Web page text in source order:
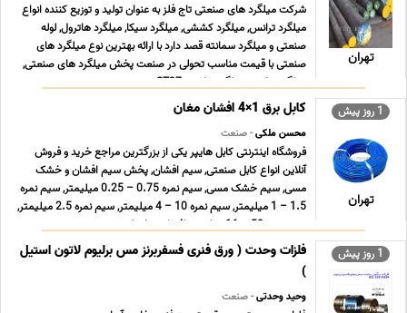
تهران
شرکت میلگرد های صنعتی تاج فلز به عنوان تولید و توزیع کننده انواع
میلگرد ترانس, میلگرد کششی, میلگرد سیکا, میلگرد هاترول, لوله
صنعتی و میلگرد سمانته قصد دارد با ارائه بهترین نوع میلگرد های
صنعتی با قیمت مناسب تحولی در صنعت پخش میلگرد های صنعتی,
میلگرد ترانس, میلگرد ترانسی ST37 , می ... ...
1 روز پیش
تهران
کابل برق 1×4 افشان مغان
محسن ملکی- صنعت
فروشگاه اینترنتی کابل هایپر یکی از بزرگترین مراجع خرید و فروش
آنلاین انواع کابل صنعتی, سیم افشان, پخش سیم افشان و خشک
مسی, سیم خشک مسی, سیم نمره 0.75 – 0.25 میلیمتر, سیم نمره
1.5 – 1 میلیمتر, سیم نمره 10 – 4 میلیمتر, سیم نمره 2.5 میلیمتر,
سیم نمره 50 – 16 میلیمتر افشان و خشک زمین ... ...
1 روز پیش
فلزات وحدت ( ورق فنری فسفربرنز مس برلیوم لاتون استیل
)
وحید وحدتی- صنعت